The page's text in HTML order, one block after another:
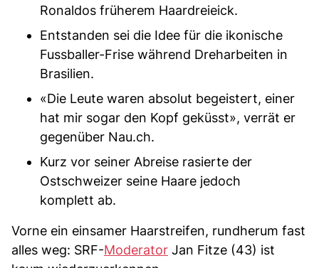
Ronaldos früherem Haardreieick.
Entstanden sei die Idee für die ikonische
Fussballer-Frise während Dreharbeiten in
Brasilien.
«Die Leute waren absolut begeistert, einer
hat mir sogar den Kopf geküsst», verrät er
gegenüber Nau.ch.
Kurz vor seiner Abreise rasierte der
Ostschweizer seine Haare jedoch
komplett ab.
Vorne ein einsamer Haarstreifen, rundherum fast
alles weg: SRF-Moderator Jan Fitze (43) ist